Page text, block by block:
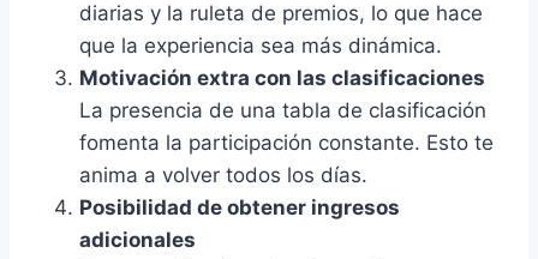
diarias y la ruleta de premios, lo que hace
que la experiencia sea más dinámica.
Motivación extra con las clasificaciones
La presencia de una tabla de clasificación
fomenta la participación constante. Esto te
anima a volver todos los días.
Posibilidad de obtener ingresos
adicionales